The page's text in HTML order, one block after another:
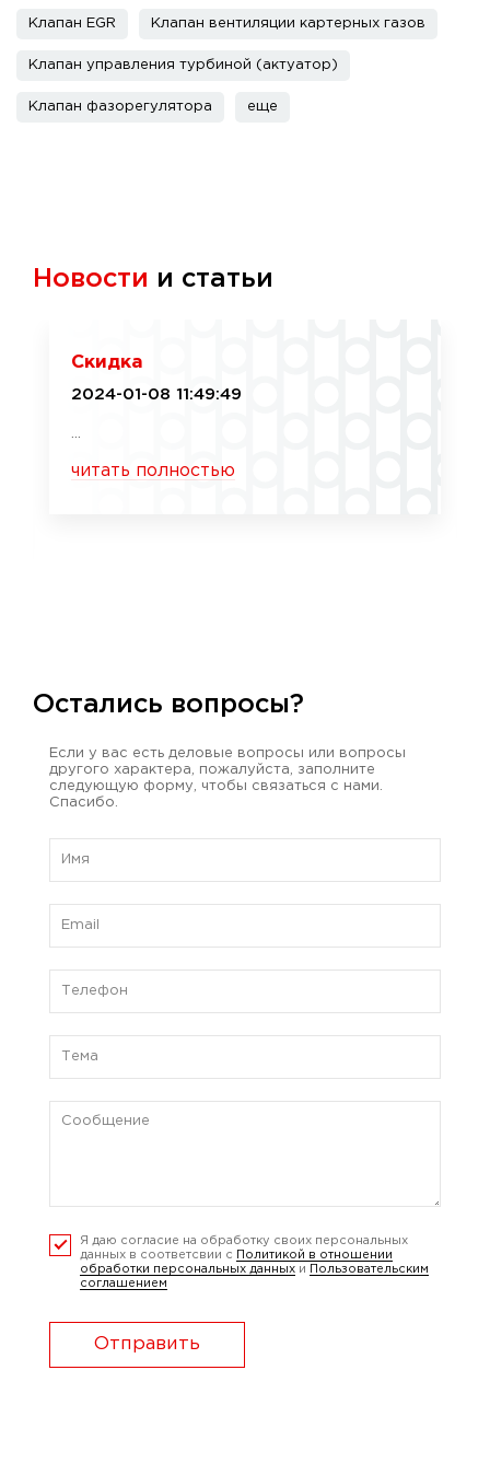
Клапан EGR Клапан вентиляции картерных газов
Клапан управления турбиной (актуатор)
Клапан фазорегулятора еще
Новости и статьи
Скидка
2024-01-08 11:49:49
читать полностью
Остались вопросы?
Если у вас есть деловые вопросы или вопросы
другого характера, пожалуйста, заполните
следующую форму, чтобы связаться с нами.
Спасибо.
Я даю согласие на обработку своих персональных
данных в соответсвии с
Политикой в отношении
обработки персональных данных и
Пользовательским
соглашением
Отправить